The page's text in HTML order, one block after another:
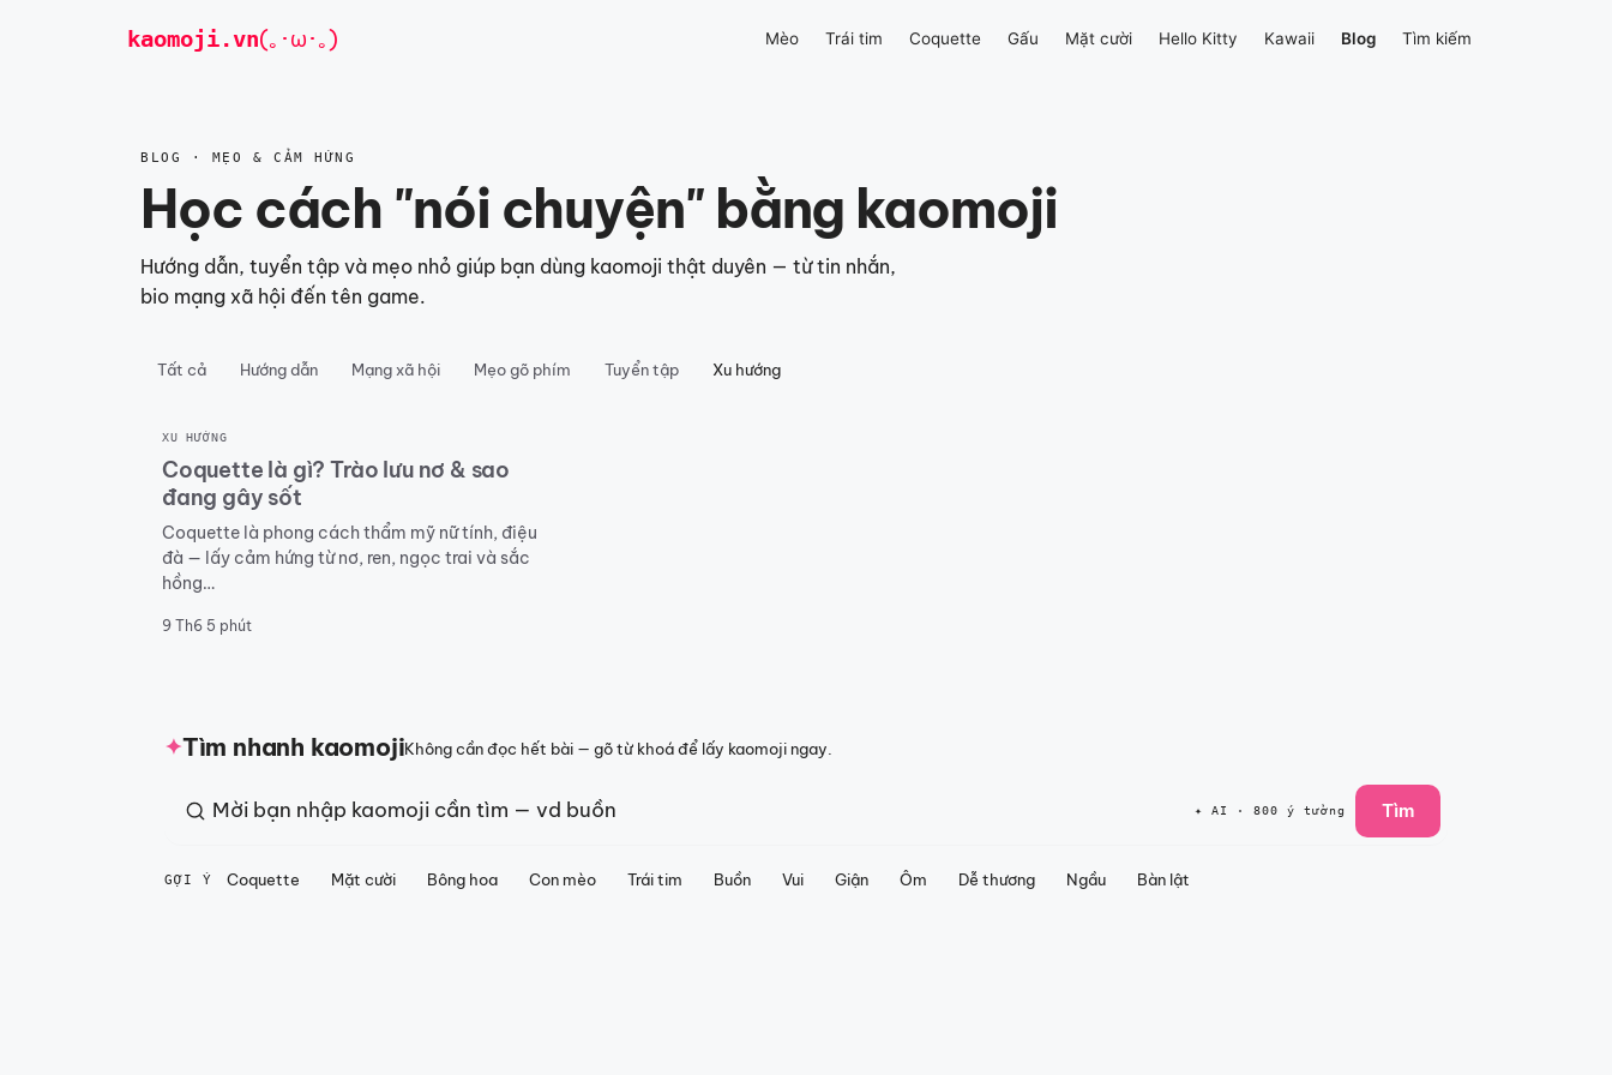
kaomoji.vn(｡･ω･｡) Mèo Trái tim Coquette Gấu Mặt cười Hello Kitty Kawaii Blog Tìm kiếm
BLOG · MẸO & CẢM HỨNG
Học cách "nói chuyện" bằng kaomoji
Hướng dẫn, tuyển tập và mẹo nhỏ giúp bạn dùng kaomoji thật duyên — từ tin nhắn,
bio mạng xã hội đến tên game.
Tất cả Hướng dẫn Mạng xã hội Mẹo gõ phím Tuyển tập Xu hướng
XU HƯỚNG
Coquette là gì? Trào lưu nơ & sao
đang gây sốt
Coquette là phong cách thẩm mỹ nữ tính, điệu
đà — lấy cảm hứng từ nơ, ren, ngọc trai và sắc
hồng…
9 Th6 5 phút
✦Tìm nhanh kaomojiKhông cần đọc hết bài — gõ từ khoá để lấy kaomoji ngay.
✦ AI · 800 ý tưởng Tìm
GỢI Ý Coquette Mặt cười Bông hoa Con mèo Trái tim Buồn Vui Giận Ôm Dễ thương Ngầu Bàn lật